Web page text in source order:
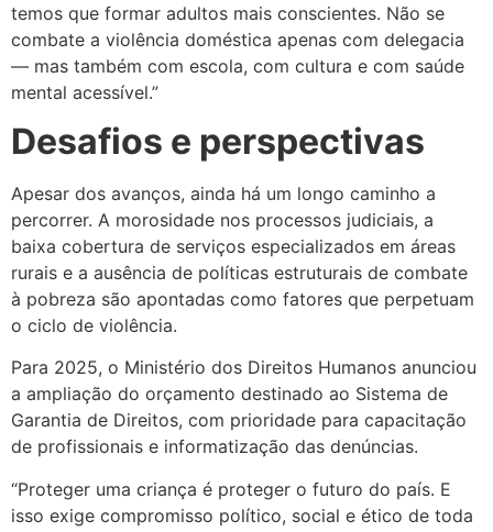
temos que formar adultos mais conscientes. Não se
combate a violência doméstica apenas com delegacia
— mas também com escola, com cultura e com saúde
mental acessível.”
Desafios e perspectivas
Apesar dos avanços, ainda há um longo caminho a
percorrer. A morosidade nos processos judiciais, a
baixa cobertura de serviços especializados em áreas
rurais e a ausência de políticas estruturais de combate
à pobreza são apontadas como fatores que perpetuam
o ciclo de violência.
Para 2025, o Ministério dos Direitos Humanos anunciou
a ampliação do orçamento destinado ao Sistema de
Garantia de Direitos, com prioridade para capacitação
de profissionais e informatização das denúncias.
“Proteger uma criança é proteger o futuro do país. E
isso exige compromisso político, social e ético de toda